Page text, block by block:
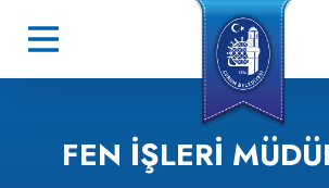
FEN İŞLERI